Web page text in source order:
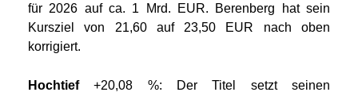
für 2026 auf ca. 1 Mrd. EUR. Berenberg hat sein
Kursziel von 21,60 auf 23,50 EUR nach oben
korrigiert.
Hochtief+20,08 %: Der Titel setzt seinen